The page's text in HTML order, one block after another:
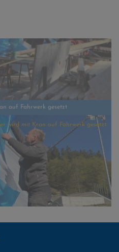
auf Fahrwerk gesetzt
wird mit Kran auf Fahrwerk gesetzt